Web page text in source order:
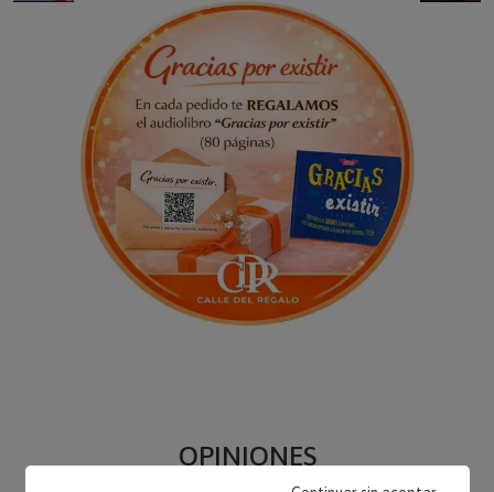
OPINIONES